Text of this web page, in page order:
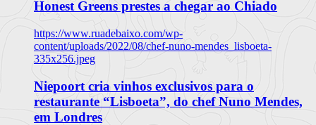
Honest Greens prestes a chegar ao Chiado
https://www.ruadebaixo.com/wp-
content/uploads/2022/08/chef-nuno-mendes_lisboeta-
335x256.jpeg
Niepoort cria vinhos exclusivos para o
restaurante “Lisboeta”, do chef Nuno Mendes,
em Londres